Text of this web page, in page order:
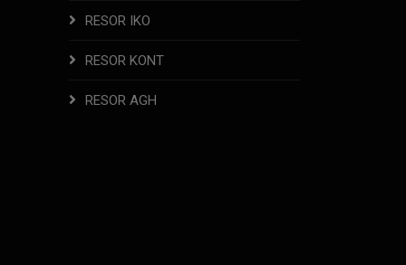
RESOR IKO
RESOR KONT
RESOR AGH